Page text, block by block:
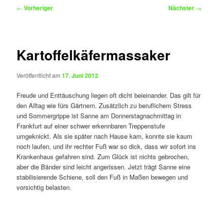
Beitragsnavigation
← Vorheriger Nächster →
Kartoffelkäfermassaker
Veröffentlicht am17. Juni 2012
Freude und Enttäuschung liegen oft dicht beieinander. Das gilt für
den Alltag wie fürs Gärtnern. Zusätzlich zu beruflichem Stress
und Sommergrippe ist Sanne am Donnerstagnachmittag in
Frankfurt auf einer schwer erkennbaren Treppenstufe
umgeknickt. Als sie später nach Hause kam, konnte sie kaum
noch laufen, und ihr rechter Fuß war so dick, dass wir sofort ins
Krankenhaus gefahren sind. Zum Glück ist nichts gebrochen,
aber die Bänder sind leicht angerissen. Jetzt trägt Sanne eine
stabilisierende Schiene, soll den Fuß in Maßen bewegen und
vorsichtig belasten.